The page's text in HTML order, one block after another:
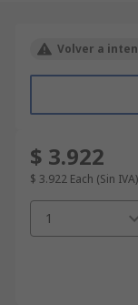
Volver a
$ 3.922
$ 3.922 Each (Sin IVA)
1